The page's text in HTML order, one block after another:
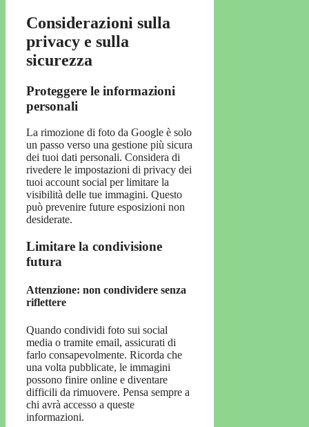
Considerazioni sulla
privacy e sulla
sicurezza
Proteggere le informazioni
personali
La rimozione di foto da Google è solo
un passo verso una gestione più sicura
dei tuoi dati personali. Considera di
rivedere le impostazioni di privacy dei
tuoi account social per limitare la
visibilità delle tue immagini. Questo
può prevenire future esposizioni non
desiderate.
Limitare la condivisione
futura
Attenzione: non condividere senza
riflettere
Quando condividi foto sui social
media o tramite email, assicurati di
farlo consapevolmente. Ricorda che
una volta pubblicate, le immagini
possono finire online e diventare
difficili da rimuovere. Pensa sempre a
chi avrà accesso a queste
informazioni.